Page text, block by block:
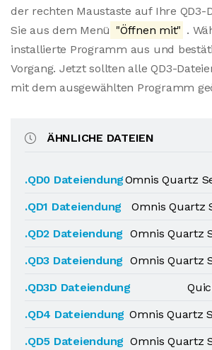
der rechten Maustaste auf Ihre QD3-
Sie aus dem Menü "Öffnen mit" .
installierte Programm aus und
Vorgang. Jetzt sollten alle QD3-
mit dem ausgewählten Programm
ÄHNLICHE DATEIEN
.QD0 DateiendungOmnis Quartz
.QD1 Dateiendung
Omnis Quartz
.QD2 Dateiendung
Omnis Quartz
.QD3 Dateiendung
Omnis Quartz
.QD3D Dateiendung
.QD4 Dateiendung Omnis Quartz
.QD5 Dateiendung Omnis Quartz